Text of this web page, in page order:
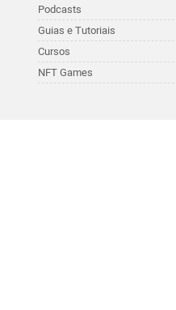
Podcasts
Guias e Tutoriais
Cursos
NFT Games